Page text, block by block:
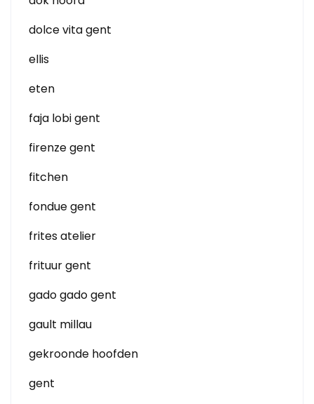
dolce vita gent
ellis
eten
faja lobi gent
firenze gent
fitchen
fondue gent
frites atelier
frituur gent
gado gado gent
gault millau
gekroonde hoofden
gent